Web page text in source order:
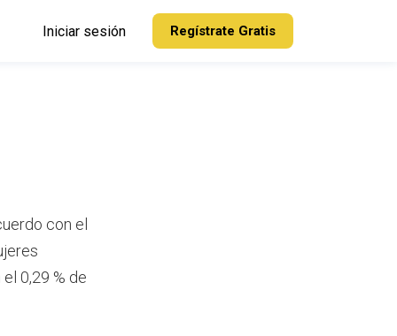
Iniciar sesión Regístrate Gratis
con el
0,29 % de